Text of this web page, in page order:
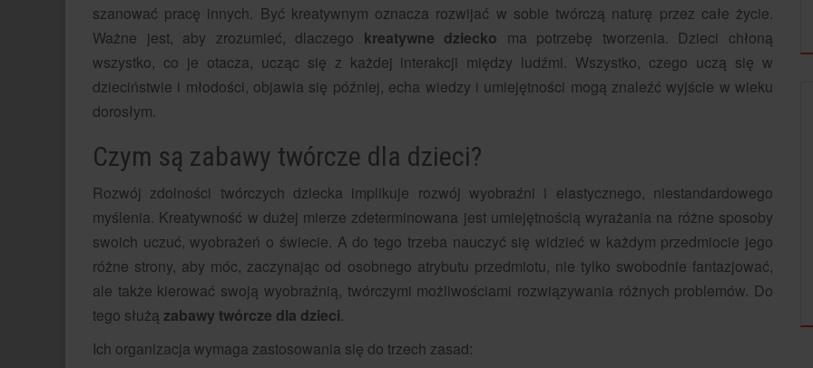
szanować pracę innych. Być kreatywnym oznacza rozwijać w sobie twórczą naturę przez całe życie.
Ważne jest, aby zrozumieć, dlaczego kreatywne dziecko ma potrzebę tworzenia. Dzieci chłoną
wszystko, co je otacza, ucząc się z każdej interakcji między ludźmi. Wszystko, czego uczą się w
dzieciństwie i młodości, objawia się później, echa wiedzy i umiejętności mogą znaleźć wyjście w wieku
dorosłym.
Czym są zabawy twórcze dla dzieci?
Rozwój zdolności twórczych dziecka implikuje rozwój wyobraźni i elastycznego, niestandardowego
myślenia. Kreatywność w dużej mierze zdeterminowana jest umiejętnością wyrażania na różne sposoby
swoich uczuć, wyobrażeń o świecie. A do tego trzeba nauczyć się widzieć w każdym przedmiocie jego
różne strony, aby móc, zaczynając od osobnego atrybutu przedmiotu, nie tylko swobodnie fantazjować,
ale także kierować swoją wyobraźnią, twórczymi możliwościami rozwiązywania różnych problemów. Do
tego służą zabawy twórcze dla dzieci.
Ich organizacja wymaga zastosowania się do trzech zasad:
BAJKI DO CZYTANIA DLA DZIECI –
DLACZEGO WARTO...